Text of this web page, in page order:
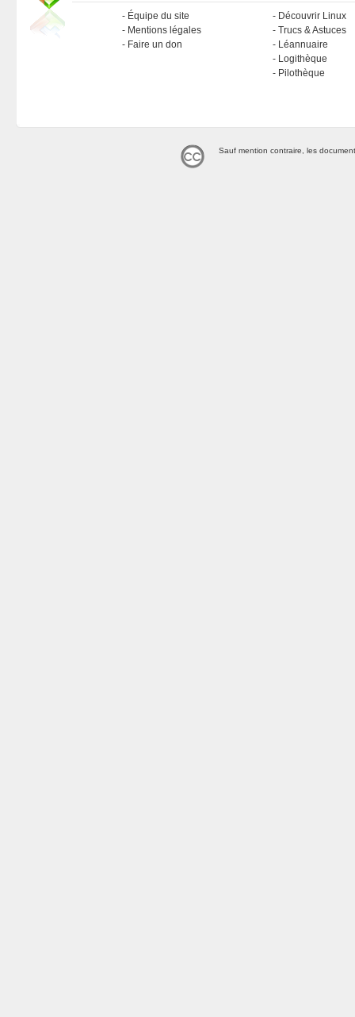
Équipe du site
Mentions légales
Faire un don
Découvrir Linux
Trucs & Astuces
Léannuaire
Logithèque
Pilothèque
Sauf mention contraire, les